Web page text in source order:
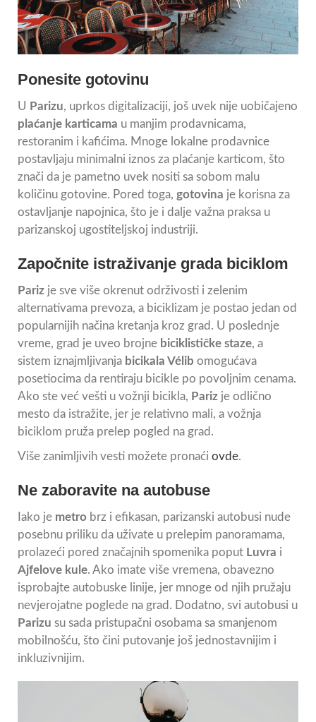
Ponesite gotovinu
U Parizu, uprkos digitalizaciji, još uvek nije uobičajeno
plaćanje karticama u manjim prodavnicama,
restoranim i kafićima. Mnoge lokalne prodavnice
postavljaju minimalni iznos za plaćanje karticom, što
znači da je pametno uvek nositi sa sobom malu
količinu gotovine. Pored toga, gotovina je korisna za
ostavljanje napojnica, što je i dalje važna praksa u
parizanskoj ugostiteljskoj industriji.
Započnite istraživanje grada biciklom
Pariz je sve više okrenut održivosti i zelenim
alternativama prevoza, a biciklizam je postao jedan od
popularnijih načina kretanja kroz grad. U poslednje
vreme, grad je uveo brojne biciklističke staze, a
sistem iznajmljivanja bicikala Vélib omogućava
posetiocima da rentiraju bicikle po povoljnim cenama.
Ako ste već vešti u vožnji bicikla, Pariz je odlično
mesto da istražite, jer je relativno mali, a vožnja
biciklom pruža prelep pogled na grad.
Više zanimljivih vesti možete pronaći ovde.
Ne zaboravite na autobuse
Iako je metro brz i efikasan, parizanski autobusi nude
posebnu priliku da uživate u prelepim panoramama,
prolazeći pored značajnih spomenika poput Luvra i
Ajfelove kule. Ako imate više vremena, obavezno
isprobajte autobuske linije, jer mnoge od njih pružaju
nevjerojatne poglede na grad. Dodatno, svi autobusi u
Parizu su sada pristupačni osobama sa smanjenom
mobilnošću, što čini putovanje još jednostavnijim i
inkluzivnijim.